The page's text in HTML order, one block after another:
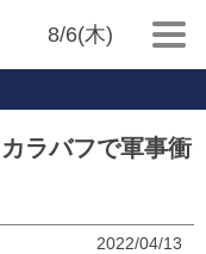
8/6(木)
ラバフで軍事衝
2022/04/13